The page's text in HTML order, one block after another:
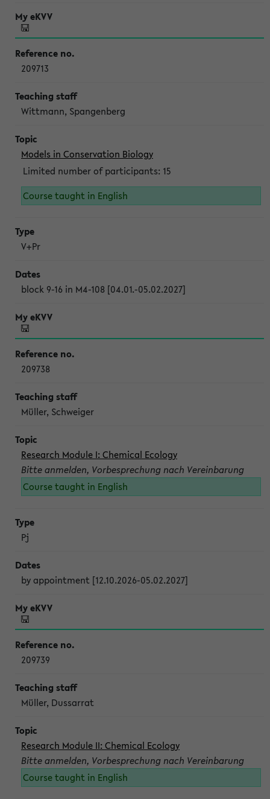
209713
Wittmann, Spangenberg
Models in Conservation Biology
Limited number of participants: 15
Course taught in English
V+Pr
block 9-16 in M4-108 [04.01.-05.02.2027]
209738
Müller, Schweiger
Research Module I: Chemical Ecology
Bitte anmelden, Vorbesprechung nach Vereinbarung
Course taught in English
Pj
by appointment [12.10.2026-05.02.2027]
209739
Müller, Dussarrat
Research Module II: Chemical Ecology
Bitte anmelden, Vorbesprechung nach Vereinbarung
Course taught in English